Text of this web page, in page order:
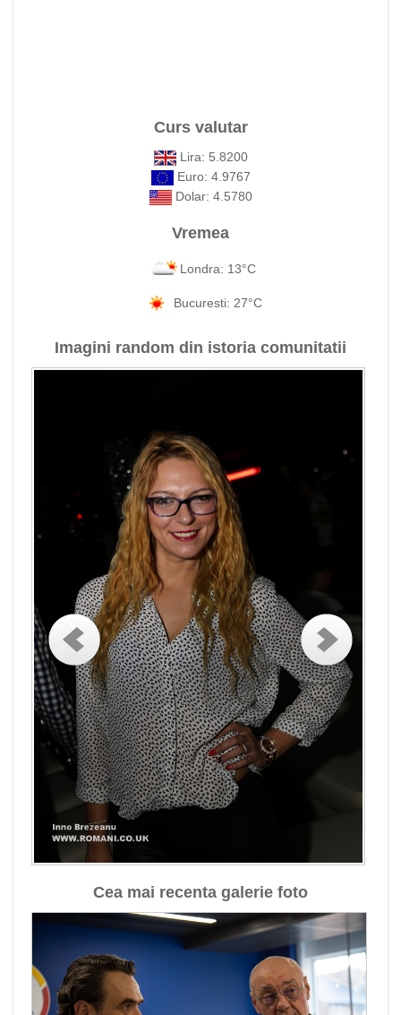
Curs valutar
Lira: 5.8200
Euro: 4.9767
Dolar: 4.5780
Vremea
Londra: 13°C
Bucuresti: 27°C
Imagini random din istoria comunitatii
Cea mai recenta galerie foto